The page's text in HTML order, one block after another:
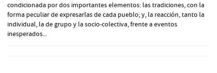
condicionada por dos importantes elementos: las tradiciones, con la
forma peculiar de expresarlas de cada pueblo; y, la reacción, tanto la
individual, la de grupo y la socio-colectiva, frente a eventos
inesperados...